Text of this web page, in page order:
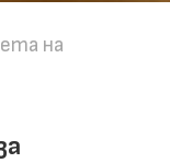
на